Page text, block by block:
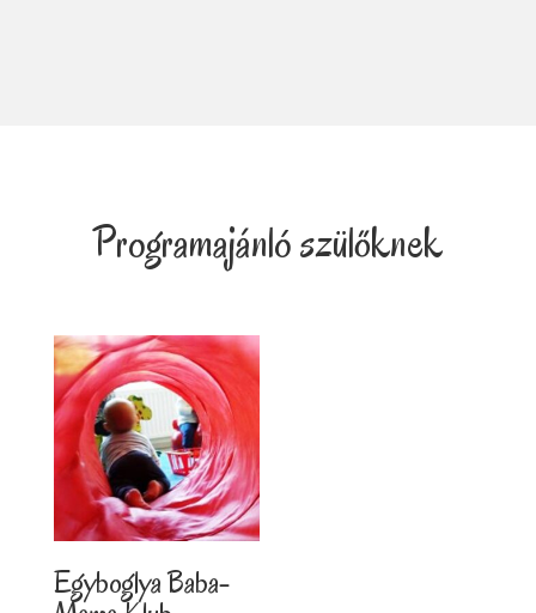
Programajánló szülőknek
Egyboglya Baba-